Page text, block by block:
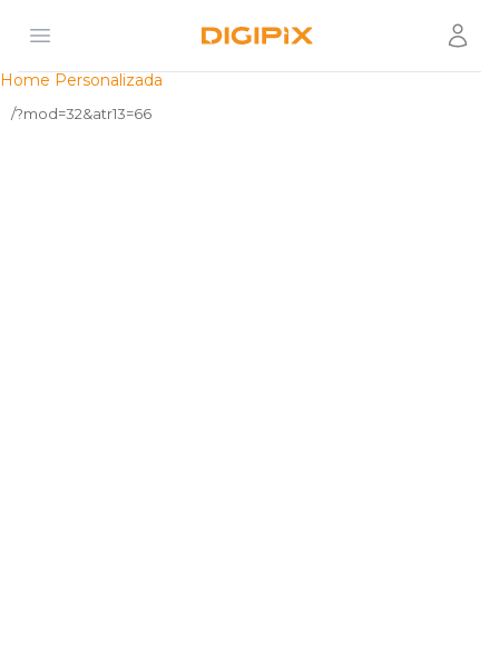
Open menu Digipix
Home Personalizada
/?mod=32&atr13=66